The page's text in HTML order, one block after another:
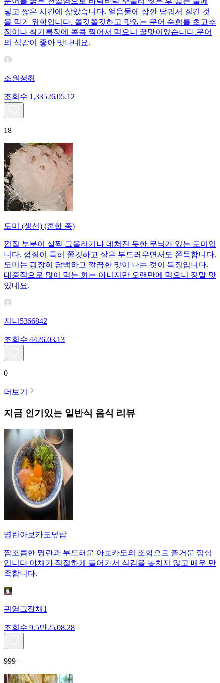
넣고 짧은 시간에 삶았습니다. 얼음물에 잠깐 담궈서 질긴 것
을 막기 위함입니다. 쫄깃쫄깃하고 맛있는 문어 숙회를 초고추
장이나 참기름장에 콕콕 찍어서 먹으니 꿀맛이었습니다.문어
의 식감이 좋아 맛나네요.
소원성취
조회수 1,33526.05.12
18
도미 (생선) (혼합 종)
껍질 부분이 살짝 그을리거나 데쳐진 듯한 무늬가 있는 도미입
니다. 껍질이 특히 쫄깃하고 살은 부드러우면서도 쫀득합니다.
도미는 굉장히 담백하고 깔끔한 맛이 나는 것이 특징입니다.
대중적으로 많이 먹는 회는 아니지만 오랜만에 먹으니 정말 맛
있네요.
지니5366842
조회수 4426.03.13
0
더보기
지금 인기있는 일반식 음식 리뷰
명란아보카도덮밥
짭조름한 명란과 부드러운 아보카도의 조합으로 즐거운 점심
입니다 야채가 적절하게 들어가서 식감을 놓치지 않고 매우 만
족합니다.
귀염그잡채1
조회수 9.5만25.08.28
999+